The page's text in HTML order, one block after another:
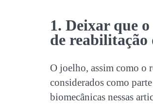
1. Deixar que
de reabilitação
O joelho, assim como o
considerados como
biomecânicas nessas